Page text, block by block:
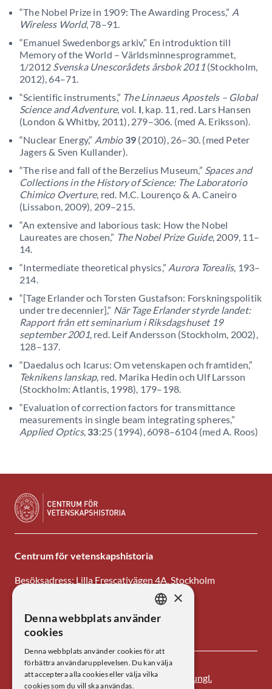
“The Nobel Prize in 1909: The Awarding Process,” A
Wireless World, 78–91.
“Emanuel Swedenborgs arkiv,” En introduktion till
Memory of the World – Världsminnesprogrammet,
1/2012 Svenska Unescorådets årsbok 2011(Stockholm,
2012), 64–71.
“Scientific instruments,” The Linnaeus Apostels – Global
Science and Adventure, vol. I, kap. 11, red. Lars Hansen
(London & Whitby, 2011), 279–306. (med A. Eriksson).
“Nuclear Energy,” Ambio 39 (2010), 26–30. (med Peter
Jagers & Sven Kullander).
“The rise and fall of the Berzelius Museum,” Spaces and
Collections in the History of Science: The Laboratorio
Chimico Overture, red. M.C. Lourenço & A. Caneiro
(Lissabon, 2009), 209–215.
“An extensive and laborious task: How the Nobel
Laureates are chosen,” The Nobel Prize Guide, 2009, 11–
14.
“Intermediate theoretical physics,” Aurora Torealis, 193–
214.
“[Tage Erlander och Torsten Gustafson: Forskningspolitik
under tre decennier],” När Tage Erlander styrde landet:
Rapport från ett seminarium i Riksdagshuset 19
september 2001, red. Leif Andersson (Stockholm, 2002),
128–137.
“Daedalus och Icarus: Om vetenskapen och framtiden,”
Teknikens lanskap, red. Marika Hedin och Ulf Larsson
(Stockholm: Atlantis, 1998), 179–198.
“Evaluation of correction factors for transmittance
measurements in single beam integrating spheres,”
Applied Optics, 33:25 (1994), 6098–6104 (med A. Roos)
Centrum för vetenskapshistoria
Besöksadress: Lilla Frescativägen 4A, Stockholm
E-post: centrum@kva.se
Centrum för vetenskapshistoria är ett av
Kungl.
SWEDISH
×
Denna webbplats använder
cookies
Denna webbplats använder cookies för att
förbättra användarupplevelsen. Du kan välja
att acceptera alla cookies eller välja vilka
cookies som du vill ska användas.